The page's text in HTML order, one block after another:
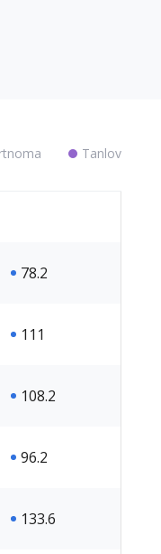
Tanlov
78.2
111
108.2
96.2
133.6